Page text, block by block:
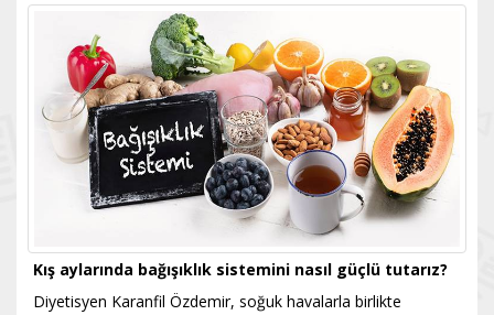
Kış aylarında bağışıklık sistemini nasıl güçlü tutarız?
Diyetisyen Karanfil Özdemir, soğuk havalarla birlikte